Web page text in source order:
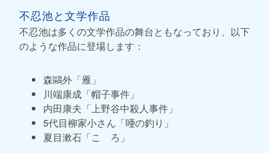
不忍池と文学作品
不忍池は多くの文学作品の舞台ともなっており、以下
のような作品に登場します：
森鷗外「雁」
川端康成「帽子事件」
内田康夫「上野谷中殺人事件」
5代目柳家小さん「唖の釣り」
夏目漱石「こゝろ」